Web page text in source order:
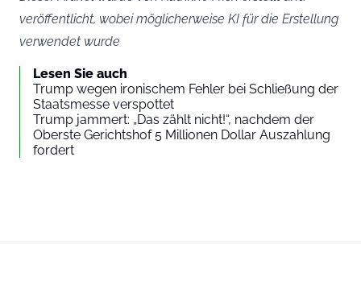
veröffentlicht, wobei möglicherweise KI für die Erstellung
verwendet wurde
Lesen Sie auch
Trump wegen ironischem Fehler bei Schließung der
Staatsmesse verspottet
Trump jammert: „Das zählt nicht!“, nachdem der
Oberste Gerichtshof 5 Millionen Dollar Auszahlung
fordert